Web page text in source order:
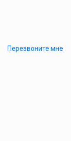
Перезвоните мне